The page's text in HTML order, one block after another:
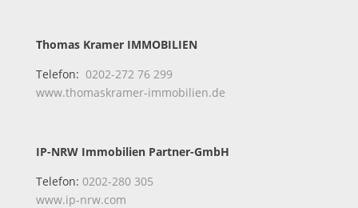
Thomas Kramer IMMOBILIEN
Telefon: 0202-272 76 299
www.thomaskramer-immobilien.de
IP-NRW Immobilien Partner-GmbH
Telefon: 0202-280 305
www.ip-nrw.com